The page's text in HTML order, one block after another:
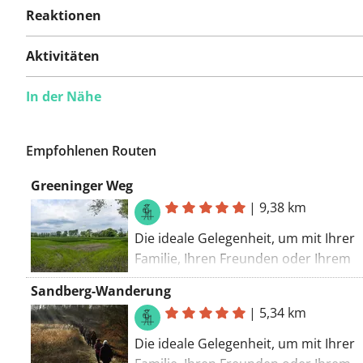
wurden bisher keine
Ist Ihnen auf dieser Route etwas aufgefallen?
Reaktionen
Aktivitäten
In der Nähe
Empfohlenen Routen
Greeninger Weg
|9,38 km
Die ideale Gelegenheit, um mit Ihrer
Familie, Ihren Freunden oder Ihrem
Wanderverein die schönsten Flecken
Zuidrands zu entdecken! Die
Zuidrand bietet Ihnen eine Auswahl
km Wanderrouten entlang von
Sandberg-Wanderung
| 5,34 km
Die ideale Gelegenheit, um mit Ihrer